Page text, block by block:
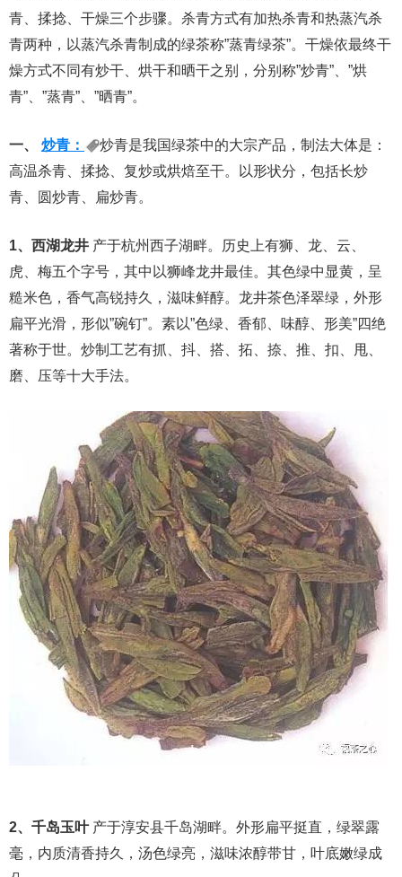
青、揉捻、干燥三个步骤。杀青方式有加热杀青和热蒸汽杀
青两种，以蒸汽杀青制成的绿茶称”蒸青绿茶”。干燥依最终干
燥方式不同有炒干、烘干和晒干之别，分别称”炒青”、”烘
青”、”蒸青”、”晒青”。
一、 炒青：
炒青是我国绿茶中的大宗产品，制法大体是：
高温杀青、揉捻、复炒或烘焙至干。以形状分，包括长炒
青、圆炒青、扁炒青。
1、西湖龙井 产于杭州西子湖畔。历史上有狮、龙、云、
虎、梅五个字号，其中以狮峰龙井最佳。其色绿中显黄，呈
糙米色，香气高锐持久，滋味鲜醇。龙井茶色泽翠绿，外形
扁平光滑，形似”碗钉”。素以”色绿、香郁、味醇、形美”四绝
著称于世。炒制工艺有抓、抖、搭、拓、捺、推、扣、甩、
磨、压等十大手法。
2、千岛玉叶产于淳安县千岛湖畔。外形扁平挺直，绿翠露
毫，内质清香持久，汤色绿亮，滋味浓醇带甘，叶底嫩绿成